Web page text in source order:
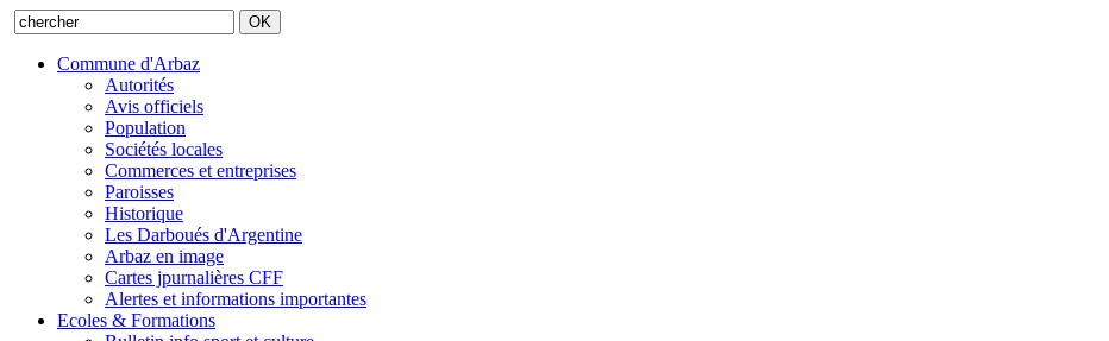
Commune d'Arbaz
Autorités
Avis officiels
Population
Sociétés locales
Commerces et entreprises
Paroisses
Historique
Les Darboués d'Argentine
Arbaz en image
Cartes jpurnalières CFF
Alertes et informations importantes
Ecoles & Formations